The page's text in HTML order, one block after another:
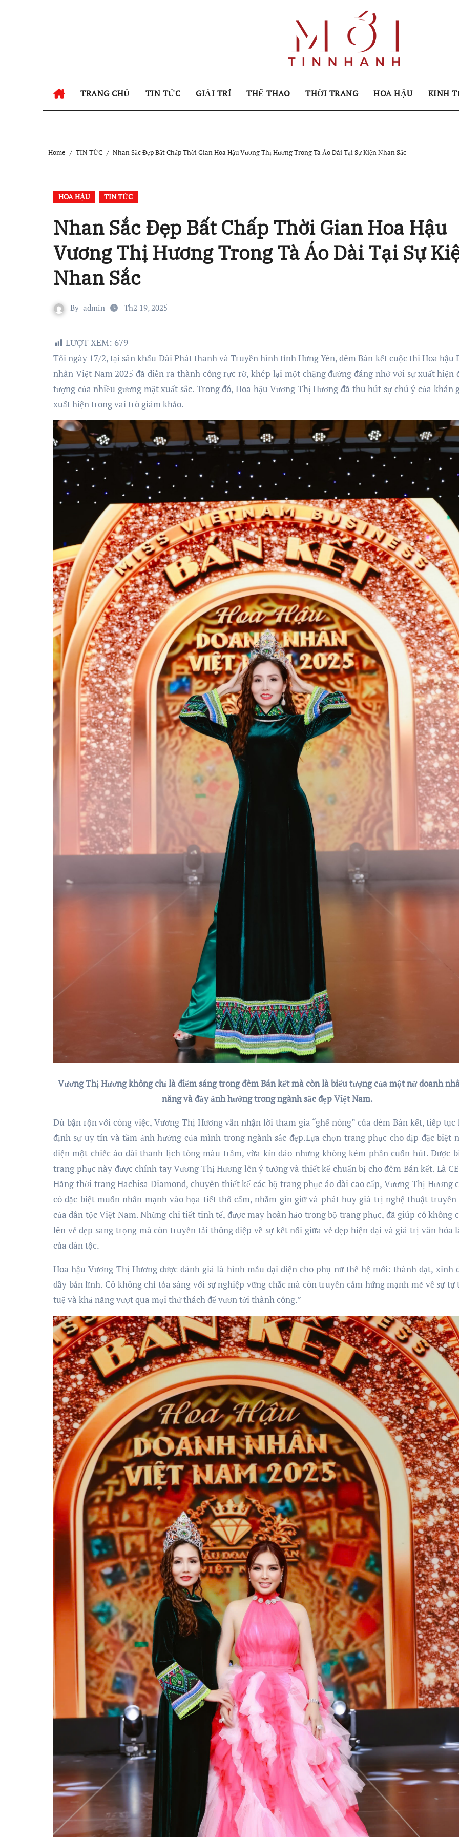
TRANG CHỦ TIN TỨC GIẢI TRÍ THỂ THAO THỜI TRANG HOA HẬU KINH
Home TIN TỨC Nhan Sắc Đẹp Bất Chấp Thời Gian Hoa Hậu Vương Thị Hương Trong Tà Áo Dài Tại Sự Kiện Nhan Sắc
HOA HẬU TIN TỨC
Nhan Sắc Đẹp Bất Chấp Thời Gian Hoa Hậu
Vương Thị Hương Trong Tà Áo Dài Tại Sự
Nhan Sắc
By admin Th2 19, 2025
LƯỢT XEM: 679
Tối ngày 17/2, tại sân khấu Đài Phát thanh và Truyền hình tỉnh Hưng Yên, đêm Bán kết cuộc thi Hoa hậu Doanh
nhân Việt Nam 2025 đã diễn ra thành công rực rỡ, khép lại một chặng đường đáng nhớ với sự xuất hiện
tượng của nhiều gương mặt xuất sắc. Trong đó, Hoa hậu Vương Thị Hương đã thu hút sự chú ý của khán
xuất hiện trong vai trò giám khảo.
Vương Thị Hương không chỉ là điểm sáng trong đêm Bán kết mà còn là biểu tượng của một nữ doanh
năng và đầy ảnh hưởng trong ngành sắc đẹp Việt Nam.
Dù bận rộn với công việc, Vương Thị Hương vẫn nhận lời tham gia “ghế nóng” của đêm Bán kết, tiếp tục
định sự uy tín và tầm ảnh hưởng của mình trong ngành sắc đẹp.Lựa chọn trang phục cho dịp đặc biệt
diện một chiếc áo dài thanh lịch tông màu trầm, vừa kín đáo nhưng không kém phần cuốn hút. Được
trang phục này được chính tay Vương Thị Hương lên ý tưởng và thiết kế chuẩn bị cho đêm Bán kết. Là
Hãng thời trang Hachisa Diamond, chuyên thiết kế các bộ trang phục áo dài cao cấp, Vương Thị Hương
cô đặc biệt muốn nhấn mạnh vào họa tiết thổ cẩm, nhằm gìn giữ và phát huy giá trị nghệ thuật truyền
của dân tộc Việt Nam. Những chi tiết tinh tế, được may hoàn hảo trong bộ trang phục, đã giúp cô không
lên vẻ đẹp sang trọng mà còn truyền tải thông điệp về sự kết nối giữa vẻ đẹp hiện đại và giá trị văn hóa
của dân tộc.
Hoa hậu Vương Thị Hương được đánh giá là hình mẫu đại diện cho phụ nữ thế hệ mới: thành đạt, xinh
đầy bản lĩnh. Cô không chỉ tỏa sáng với sự nghiệp vững chắc mà còn truyền cảm hứng mạnh mẽ về sự
tuệ và khả năng vượt qua mọi thử thách để vươn tới thành công.”